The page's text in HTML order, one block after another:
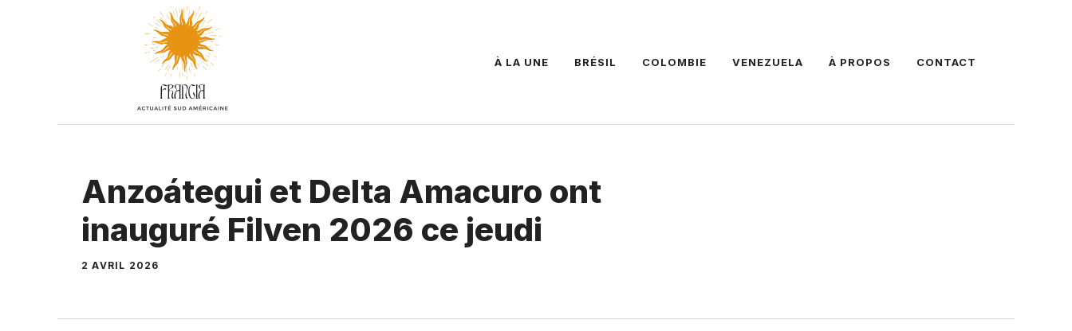
À LA UNE BRÉSIL COLOMBIE VENEZUELA À PROPOS CONTACT
Anzoátegui et Delta Amacuro ont
inauguré Filven 2026 ce jeudi
2 AVRIL 2026